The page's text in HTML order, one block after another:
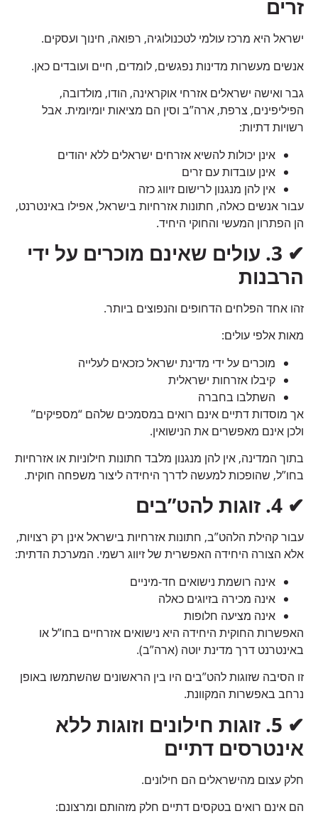
זרים
ישראל היא מרכז עולמי לטכנולוגיה, רפואה, חינוך ועסקים.
אנשים מעשרות מדינות נפגשים, לומדים, חיים ועובדים כאן.
גבר ואישה ישראלים אזרחי אוקראינה, הודו, מולדובה,
הפיליפינים, צרפת, ארה”ב וסין הם מציאות יומיומית. אבל
רשויות דתיות:
אינן יכולות להשיא אזרחים ישראלים ללא יהודים
אינן עובדות עם זרים
אין להן מנגנון לרישום זיווג כזה
עבור אנשים כאלה, חתונות אזרחיות בישראל, אפילו באינטרנט,
הן הפתרון המעשי והחוקי היחיד.
✔
3.
עולים שאינם מוכרים על ידי
הרבנות
זהו אחד הפלחים הדחופים והנפוצים ביותר.
מאות אלפי עולים:
מוכרים על ידי מדינת ישראל כזכאים לעלייה
קיבלו אזרחות ישראלית
השתלבו בחברה
אך מוסדות דתיים אינם רואים במסמכים שלהם “מספיקים”
ולכן אינם מאפשרים את הנישואין.
בתוך המדינה, אין להן מנגנון מלבד חתונות חילוניות או אזרחיות
בחו”ל, שהופכות למעשה לדרך היחידה ליצור משפחה חוקית.
✔
4. זוגות להט”בים
עבור קהילת הלהט”ב, חתונות אזרחיות בישראל אינן רק רצויות,
אלא הצורה היחידה האפשרית של זיווג רשמי. המערכת הדתית:
אינה רושמת נישואים חד-מיניים
אינה מכירה בזיוגים כאלה
אינה מציעה חלופות
האפשרות החוקית היחידה היא נישואים אזרחיים בחו”ל או
באינטרנט דרך מדינת יוטה (ארה”ב).
זו הסיבה שזוגות להט”בים היו בין הראשונים שהשתמשו באופן
נרחב באפשרות המקוונת.
✔
5.
זוגות חילונים וזוגות ללא
אינטרסים דתיים
חלק עצום מהישראלים הם חילונים.
הם אינם רואים בטקסים דתיים חלק מזהותם ומרצונם: